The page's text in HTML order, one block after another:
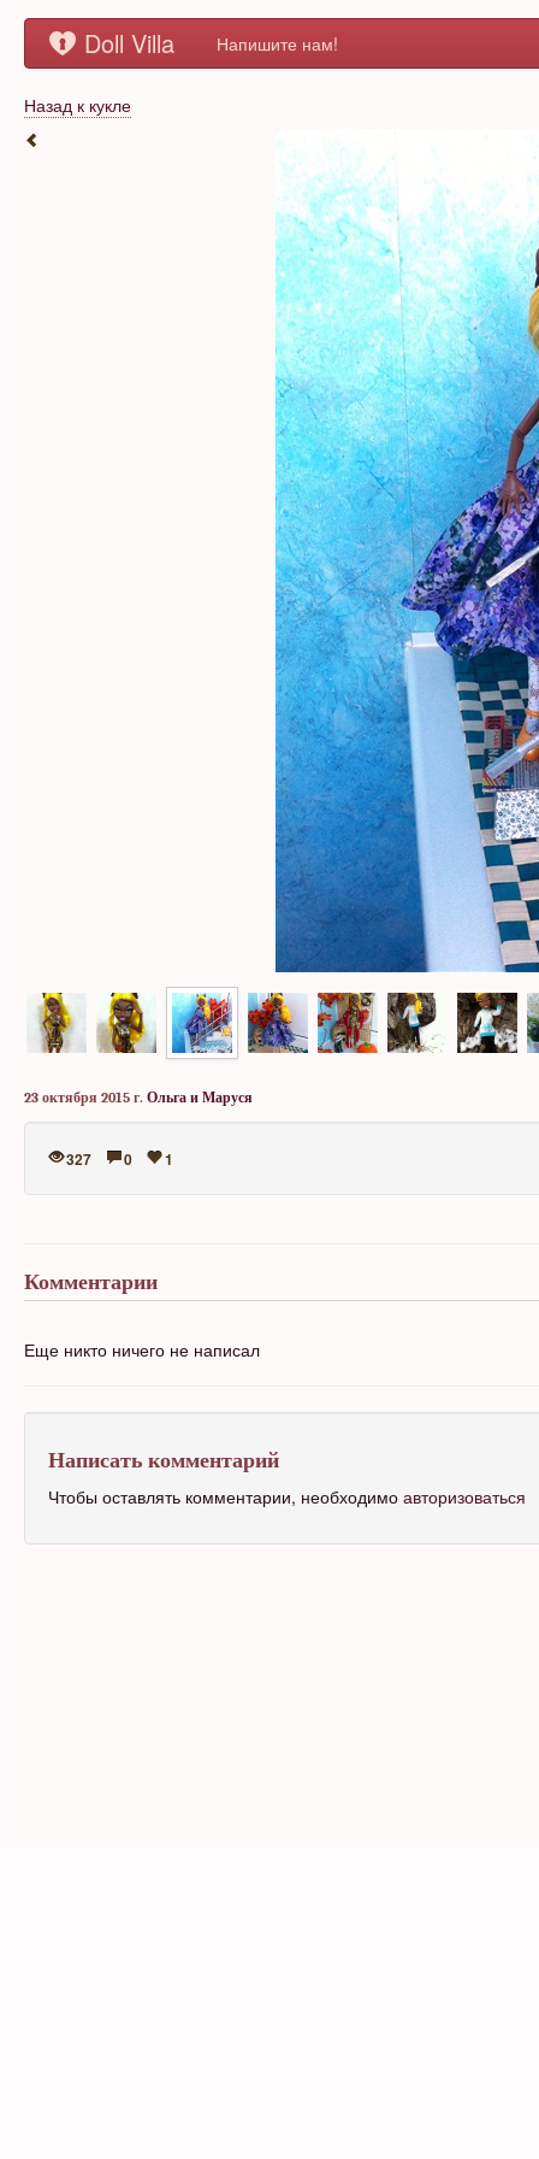
Doll Villa Напишите нам!
Назад к кукле
23 октября 2015 г. Ольга и Маруся
327 0 1
Комментарии
Еще никто ничего не написал
Написать комментарий
Чтобы оставлять комментарии, необходимо авторизоваться